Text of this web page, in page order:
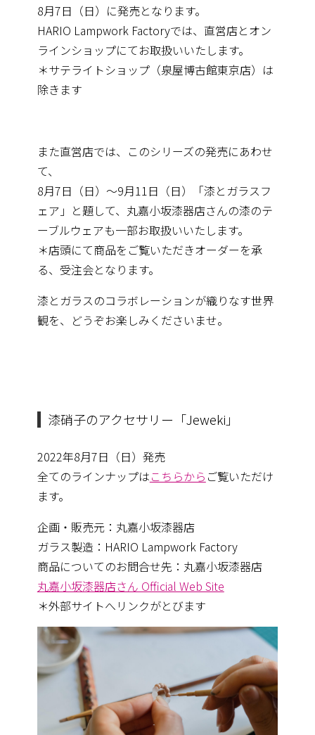
8月7日（日）に発売となります。
HARIO Lampwork Factoryでは、直営店とオン
ラインショップにてお取扱いいたします。
＊サテライトショップ（泉屋博古館東京店）は
除きます
また直営店では、このシリーズの発売にあわせ
て、
8月7日（日）～9月11日（日）「漆とガラスフ
ェア」と題して、丸嘉小坂漆器店さんの漆のテ
ーブルウェアも一部お取扱いいたします。
＊店頭にて商品をご覧いただきオーダーを承
る、受注会となります。
漆とガラスのコラボレーションが織りなす世界
観を、どうぞお楽しみくださいませ。
漆硝子のアクセサリー 「Jeweki」
2022年8月7日（日）発売
全てのラインナップはこちらから ご覧いただけ
ます。
企画・販売元：丸嘉小坂漆器店
ガラス製造：HARIO Lampwork Factory
商品についてのお問合せ先：丸嘉小坂漆器店
丸嘉小坂漆器店さん Official Web Site
＊外部サイトへリンクがとびます